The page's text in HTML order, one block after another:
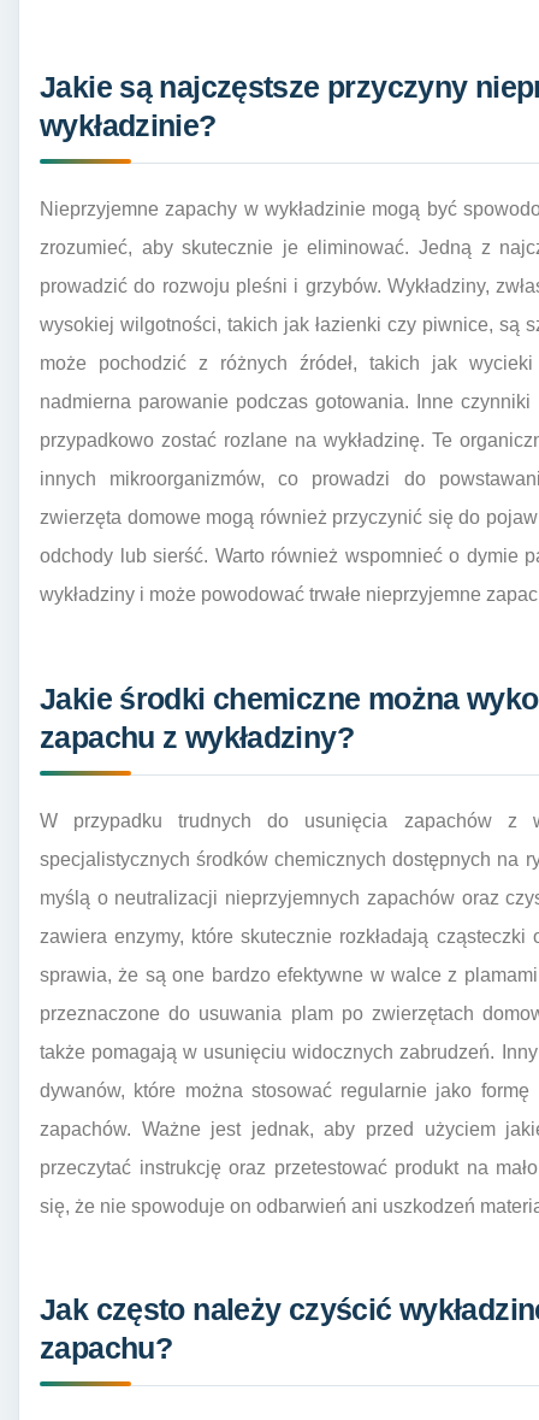
Jakie są najczęstsze przyczyny
wykładzinie?
Nieprzyjemne zapachy w wykładzinie mogą być
zrozumieć, aby skutecznie je eliminować. Jedną z
prowadzić do rozwoju pleśni i grzybów. Wykładziny,
wysokiej wilgotności, takich jak łazienki czy piwnice, są
może pochodzić z różnych źródeł, takich jak
nadmierna parowanie podczas gotowania. Inne
przypadkowo zostać rozlane na wykładzinę. Te
innych mikroorganizmów, co prowadzi do
zwierzęta domowe mogą również przyczynić się do
odchody lub sierść. Warto również wspomnieć o dymie
wykładziny i może powodować trwałe nieprzyjemne
Jakie środki chemiczne można
zapachu z wykładziny?
W przypadku trudnych do usunięcia zapachów z
specjalistycznych środków chemicznych dostępnych na
myślą o neutralizacji nieprzyjemnych zapachów oraz
zawiera enzymy, które skutecznie rozkładają
sprawia, że są one bardzo efektywne w walce z
przeznaczone do usuwania plam po zwierzętach
także pomagają w usunięciu widocznych zabrudzeń.
dywanów, które można stosować regularnie jako
zapachów. Ważne jest jednak, aby przed użyciem
przeczytać instrukcję oraz przetestować produkt na
się, że nie spowoduje on odbarwień ani uszkodzeń
Jak często należy czyścić
zapachu?